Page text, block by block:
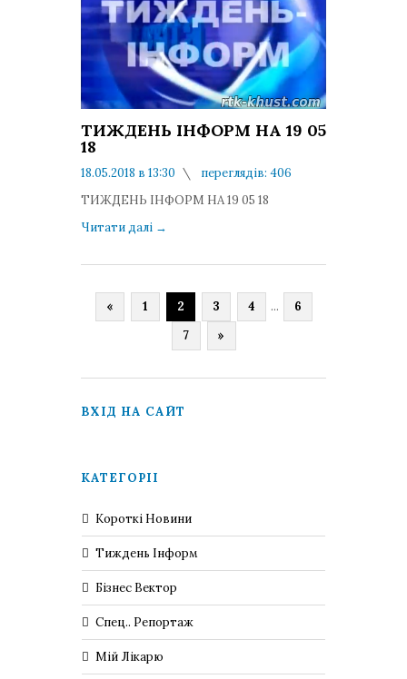
ТИЖДЕНЬ ІНФОРМ НА 19 05
18
18.05.2018 в 13:30
переглядів: 406
ТИЖДЕНЬ ІНФОРМ НА 19 05 18
Читати далі →
« 1 2 3 4 ...
6
7
»
ВХІД НА САЙТ
КАТЕГОРІЇ
Короткі Новини
Тиждень Інформ
Бізнес Вектор
Спец.. Репортаж
Мій Лікарю